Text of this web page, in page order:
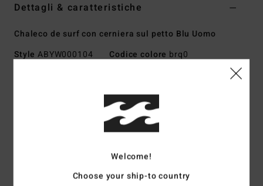
Dettagli & caratteristiche
Chaleco de surf con cerniera sul petto Blu Uomo
Style ABYW000104 Codice colore brq0
collezione Absolute
PRO STRETCH! - Tessuto esterno 100% riciclato
Tessuto interno Silicone Stretch
schiuma Superlight parzialmente
corpetto smanicato
Welcome!
Choose your ship-to country